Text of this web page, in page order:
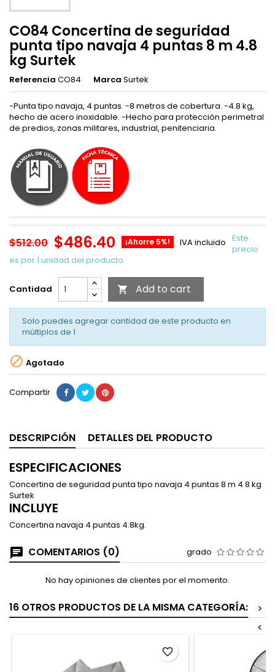
CO84 Concertina de seguridad
punta tipo navaja 4 puntas 8 m 4.8
kg Surtek
Referencia CO84 Marca Surtek
-Punta tipo navaja, 4 puntas. -8 metros de cobertura. -4.8 kg,
hecho de acero inoxidable. -Hecho para protección perimetral
de predios, zonas militares, industrial, penitenciaria.
$512.00 $486.40 ¡Ahorre 5%! IVA incluido Este
precio
es por 1 unidad del producto.
Cantidad  Add to cart
Solo puedes agregar cantidad de este producto en
múltiplos de 1
 Agotado
Compartir
DESCRIPCIÓN DETALLES DEL PRODUCTO
ESPECIFICACIONES
Concertina de seguridad punta tipo navaja 4 puntas 8 m 4.8 kg
Surtek
INCLUYE
Concertina navaja 4 puntas 4.8kg.
COMENTARIOS (0) grado
No hay opiniones de clientes por el momento.
16 OTROS PRODUCTOS DE LA MISMA CATEGORÍA:
>
<
favorite_border